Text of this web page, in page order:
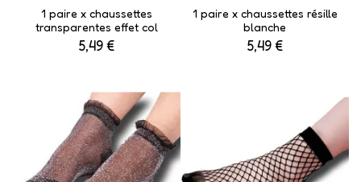
1 paire x ​chaussettes
transparentes effet col
5,49 €
1 paire x ​chaussettes résille
blanche
5,49 €